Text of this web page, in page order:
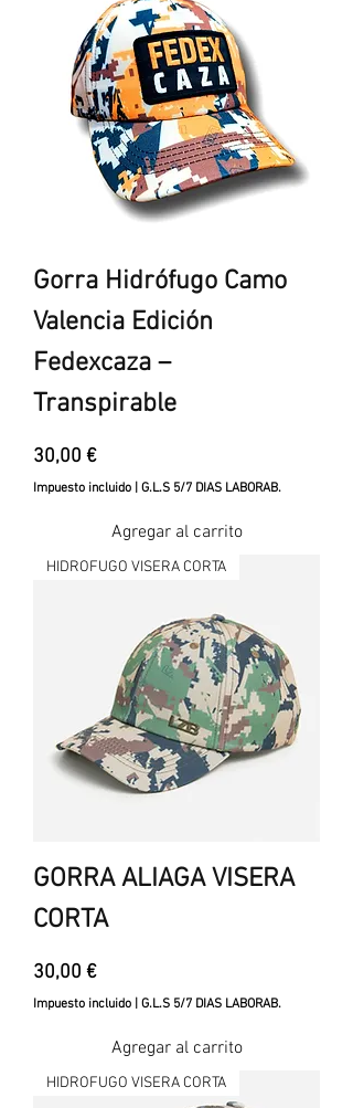
Gorra Hidrófugo Camo
Valencia Edición
Fedexcaza –
Transpirable
Precio
30,00 €
Impuesto incluido G.L.S 5/7 DIAS LABORAB.
Agregar al carrito
HIDROFUGO VISERA CORTA
GORRA ALIAGA VISERA
CORTA
Precio
30,00 €
Impuesto incluido G.L.S 5/7 DIAS LABORAB.
Agregar al carrito
HIDROFUGO VISERA CORTA